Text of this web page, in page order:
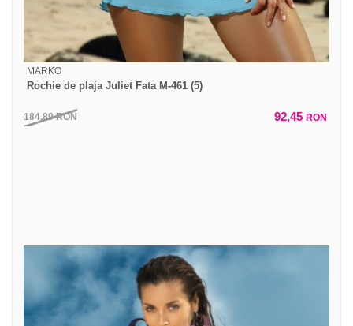
MARKO
Rochie de plaja Juliet Fata M-461 (5)
184,89RON 92,45 RON